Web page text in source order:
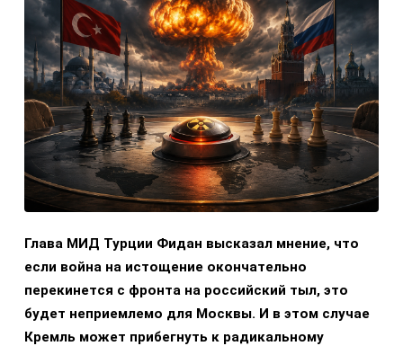
Глава МИД Турции Фидан высказал мнение, что
если война на истощение окончательно
перекинется с фронта на российский тыл, это
будет неприемлемо для Москвы. И в этом случае
Кремль может прибегнуть к радикальному